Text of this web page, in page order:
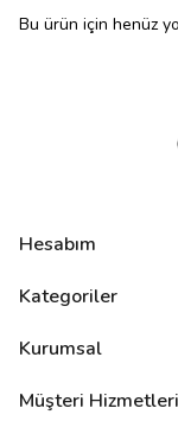
Bu ürün için henüz
Hesabım
Kategoriler
Kurumsal
Müşteri Hizmetleri